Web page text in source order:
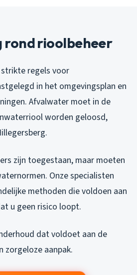
rond rioolbeheer
regels voor
in het omgevingsplan en
Afvalwater moet in de
worden geloosd,
zijn toegestaan, maar moeten
Onze specialisten
methoden die voldoen aan
u geen risico loopt.
dat voldoet aan de
zorgeloze aanpak.